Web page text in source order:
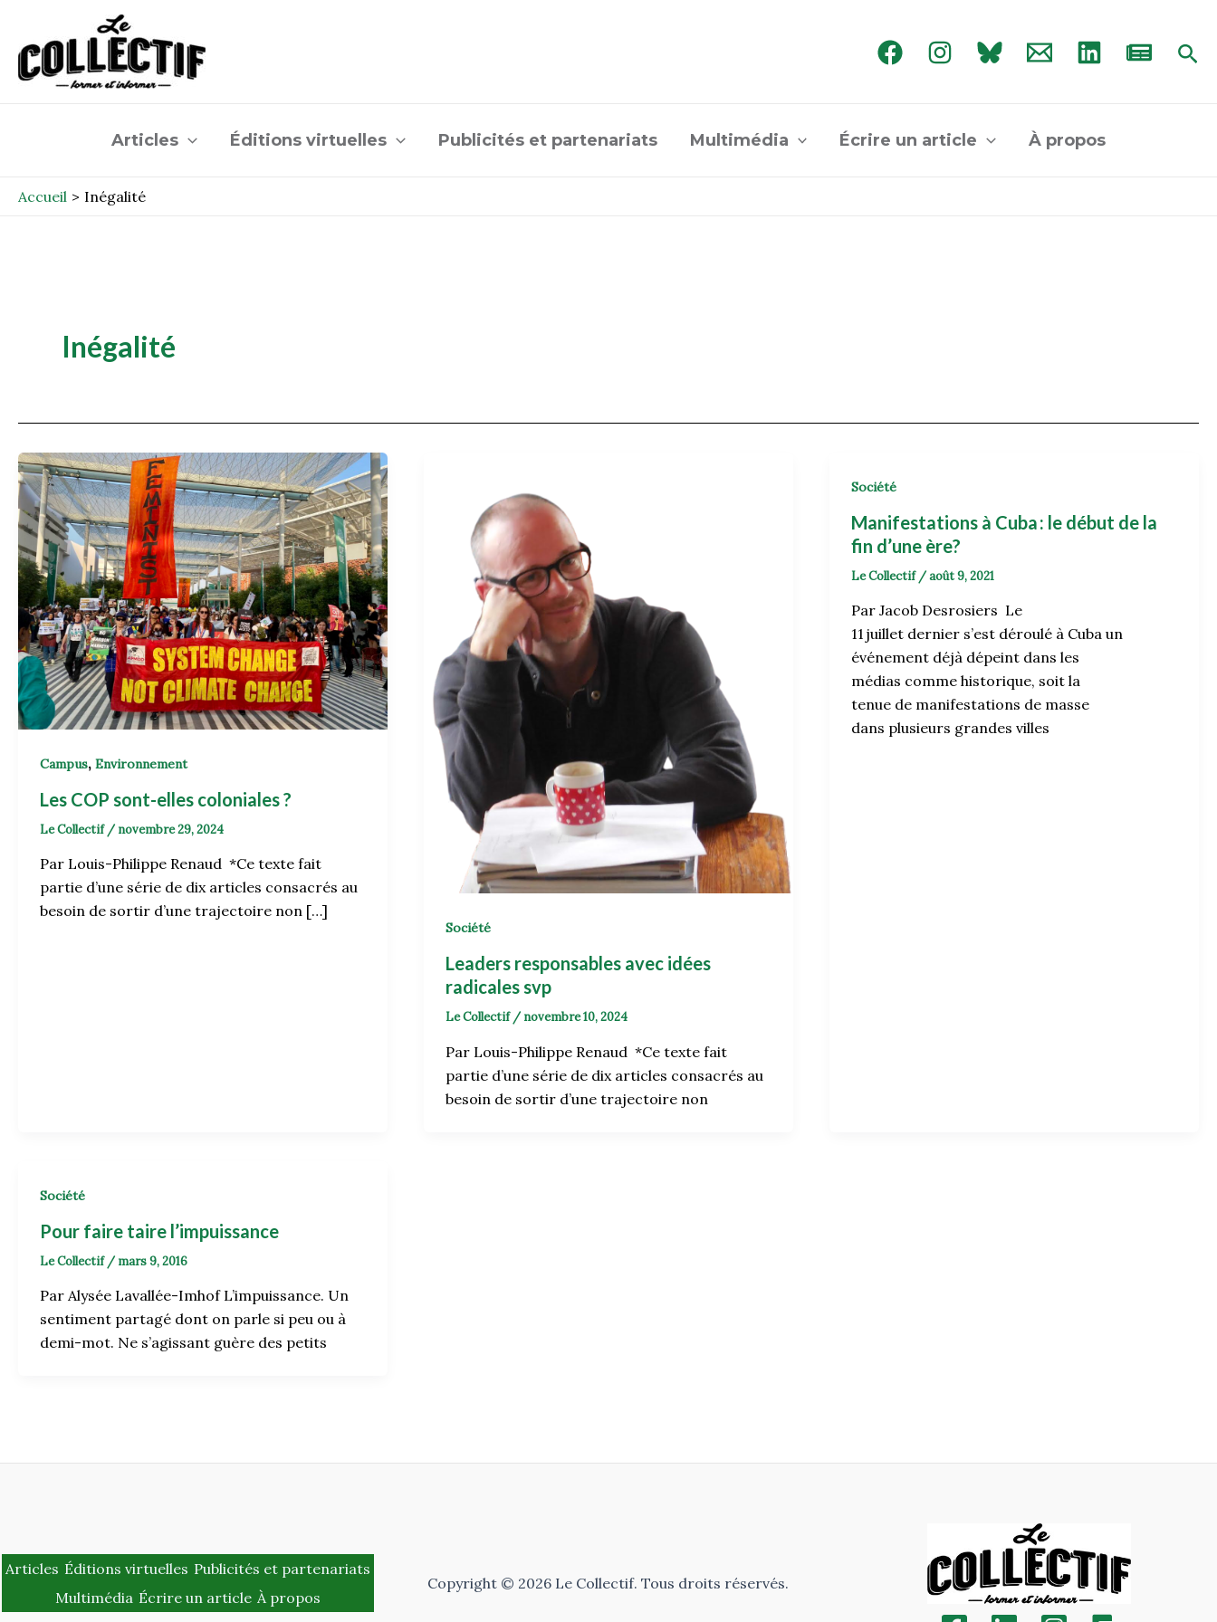
contenu
Articles Éditions virtuelles Publicités et partenariats Multimédia Écrire un article À propos
Accueil Inégalité
Inégalité
Campus, Environnement
Les COP sont-elles coloniales ?
Le Collectif / novembre 29, 2024
Par Louis-Philippe Renaud *Ce texte fait
partie d’une série de dix articles consacrés au
besoin de sortir d’une trajectoire non […]
Société
Leaders responsables avec idées
radicales svp
Le Collectif / novembre 10, 2024
Par Louis-Philippe Renaud *Ce texte fait
partie d’une série de dix articles consacrés au
besoin de sortir d’une trajectoire non
Société
Manifestations à Cuba : le début de la
fin d’une ère?
Le Collectif /août 9, 2021
Par Jacob Desrosiers Le
11 juillet dernier s’est déroulé à Cuba un
événement déjà dépeint dans les
médias comme historique, soit la
tenue de manifestations de masse
dans plusieurs grandes villes
Société
Pour faire taire l’impuissance
Le Collectif / mars 9, 2016
Par Alysée Lavallée-Imhof L’impuissance. Un
sentiment partagé dont on parle si peu ou à
demi-mot. Ne s’agissant guère des petits
Articles Éditions virtuelles Publicités et partenariats
Multimédia Écrire un article À propos
Copyright © 2026 Le Collectif. Tous droits réservés.